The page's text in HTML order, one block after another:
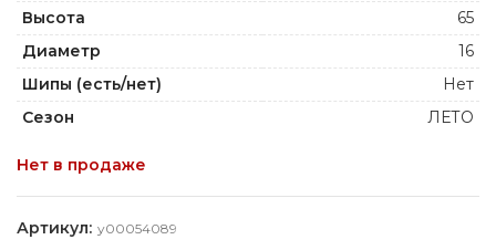
Высота
65
Диаметр
16
Шипы (есть/нет)
Нет
Сезон
ЛЕТО
Нет в продаже
Артикул: y00054089